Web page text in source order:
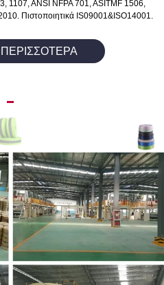
1107, ANSI NFPA 701, ASITMF 1506,
Πιστοποιητικά IS09001&ISO14001.